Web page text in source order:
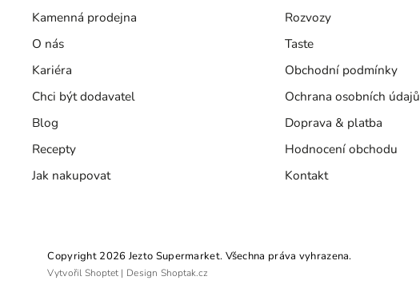
Kamenná prodejna
O nás
Kariéra
Chci být dodavatel
Blog
Recepty
Jak nakupovat
Rozvozy
Taste
Obchodní podmínky
Ochrana osobních údajů
Doprava & platba
Hodnocení obchodu
Kontakt
Copyright 2026 Jezto Supermarket. Všechna práva vyhrazena.
VytvořilShoptet | DesignShoptak.cz